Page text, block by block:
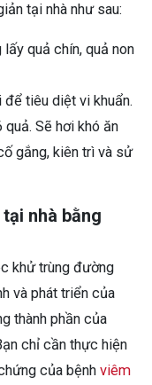
tại nhà như sau:
quả chín, quả non
tiêu diệt vi khuẩn.
Sẽ hơi khó ăn
gắng, kiên trì và sử
nhà bằng
khử trùng đường
và phát triển của
thành phần của
chỉ cần thực hiện
của bệnh viêm